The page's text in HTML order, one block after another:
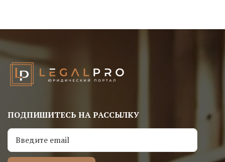
ПОДПИШИТЕСЬ НА РАССЫЛКУ